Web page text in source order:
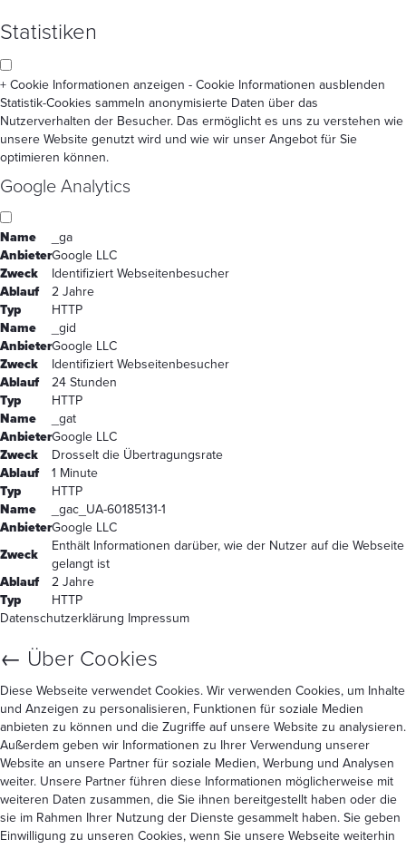
Statistiken
+ Cookie Informationen anzeigen - Cookie Informationen ausblenden
Statistik-Cookies sammeln anonymisierte Daten über das
Nutzerverhalten der Besucher. Das ermöglicht es uns zu verstehen wie
unsere Website genutzt wird und wie wir unser Angebot für Sie
optimieren können.
Google Analytics
Name
_ga
AnbieterGoogle LLC
Zweck
Identifiziert Webseitenbesucher
Ablauf
2 Jahre
Typ
HTTP
Name
_gid
AnbieterGoogle LLC
Zweck
Identifiziert Webseitenbesucher
Ablauf
24 Stunden
Typ
HTTP
Name
_gat
AnbieterGoogle LLC
Zweck
Drosselt die Übertragungsrate
Ablauf
1 Minute
Typ
HTTP
Name
_gac_UA-60185131-1
AnbieterGoogle LLC
Zweck
Enthält Informationen darüber, wie der Nutzer auf die Webseite
gelangt ist
Ablauf
2 Jahre
Typ
HTTP
Datenschutzerklärung Impressum
← Über Cookies
Diese Webseite verwendet Cookies. Wir verwenden Cookies, um Inhalte
und Anzeigen zu personalisieren, Funktionen für soziale Medien
anbieten zu können und die Zugriffe auf unsere Website zu analysieren.
Außerdem geben wir Informationen zu Ihrer Verwendung unserer
Website an unsere Partner für soziale Medien, Werbung und Analysen
weiter. Unsere Partner führen diese Informationen möglicherweise mit
weiteren Daten zusammen, die Sie ihnen bereitgestellt haben oder die
sie im Rahmen Ihrer Nutzung der Dienste gesammelt haben. Sie geben
Einwilligung zu unseren Cookies, wenn Sie unsere Webseite weiterhin